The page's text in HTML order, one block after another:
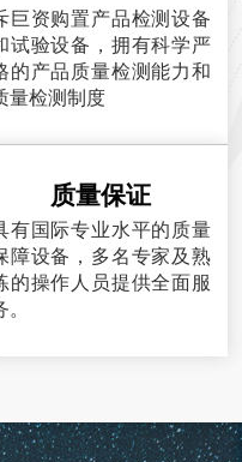
巨资购置产品检测设备
试验设备，拥有科学严
的产品质量检测能力和
量检测制度
质量保证
有国际专业水平的质量
障设备，多名专家及熟
的操作人员提供全面服
。